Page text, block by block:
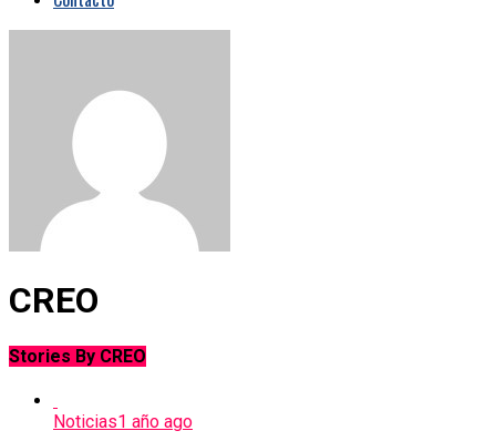
CREO
Stories By CREO
Noticias1 año ago